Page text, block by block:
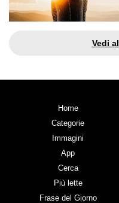
Vedi
Home
Categorie
Immagini
App
Cerca
Più lette
Frase del Giorno